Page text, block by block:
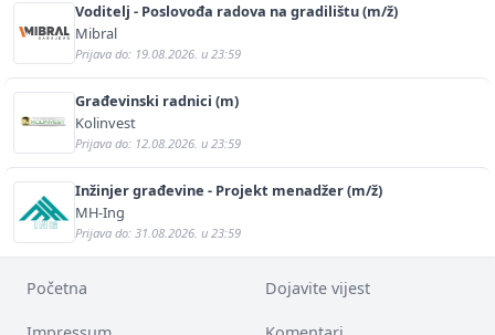
Voditelj - Poslovođa radova na gradilištu (m/ž)
Mibral
Prijava do: 19.08.2026. u 23:59
Građevinski radnici (m)
Kolinvest
Prijava do: 12.08.2026. u 23:59
Inžinjer građevine - Projekt menadžer (m/ž)
MH-Ing
Prijava do: 31.08.2026. u 23:59
Početna Dojavite vijest